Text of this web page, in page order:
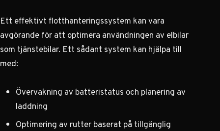
Ett effektivt flotthanteringssystem kan vara
avgörande för att optimera användningen av elbilar
som tjänstebilar. Ett sådant system kan hjälpa till
med:
Övervakning av batteristatus och planering av
laddning
Optimering av rutter baserat på tillgänglig